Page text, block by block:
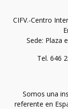
CIFV.-Centro
Sede: Plaza
Tel. 646
Somos una
referente en